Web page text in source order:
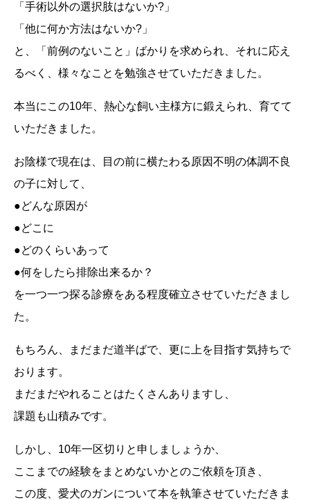
「手術以外の選択肢はないか?」
「他に何か方法はないか?」
と、「前例のないこと」ばかりを求められ、それに応え
るべく、様々なことを勉強させていただきました。
本当にこの10年、熱心な飼い主様方に鍛えられ、育てて
いただきました。
お陰様で現在は、目の前に横たわる原因不明の体調不良
の子に対して、
●どんな原因が
●どこに
●どのくらいあって
●何をしたら排除出来るか？
を一つ一つ探る診療をある程度確立させていただきまし
た。
もちろん、まだまだ道半ばで、更に上を目指す気持ちで
おります。
まだまだやれることはたくさんありますし、
課題も山積みです。
しかし、10年一区切りと申しましょうか、
ここまでの経験をまとめないかとのご依頼を頂き、
この度、愛犬のガンについて本を執筆させていただきま